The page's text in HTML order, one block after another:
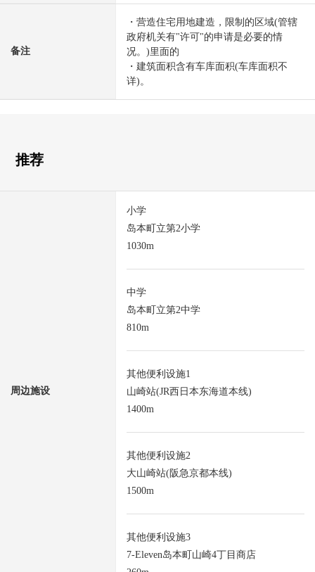
备注
・营造住宅用地建造，限制的区域(管辖
政府机关有"许可"的申请是必要的情
况。)里面的
・建筑面积含有车库面积(车库面积不
详)。
推荐
周边施设
小学
岛本町立第2小学
1030m
中学
岛本町立第2中学
810m
其他便利设施1
山崎站(JR西日本东海道本线)
1400m
其他便利设施2
大山崎站(阪急京都本线)
1500m
其他便利设施3
7-Eleven岛本町山崎4丁目商店